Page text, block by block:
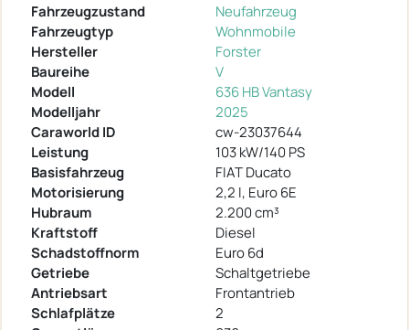
Fahrzeugzustand
Neufahrzeug
Fahrzeugtyp
Wohnmobile
Hersteller
Forster
Baureihe
V
Modell
636 HB Vantasy
Modelljahr
2025
Caraworld ID
cw-23037644
Leistung
103 kW/140 PS
Basisfahrzeug
FIAT Ducato
Motorisierung
2,2 l, Euro 6E
Hubraum
2.200 cm³
Kraftstoff
Diesel
Schadstoffnorm
Euro 6d
Getriebe
Schaltgetriebe
Antriebsart
Frontantrieb
Schlafplätze
2